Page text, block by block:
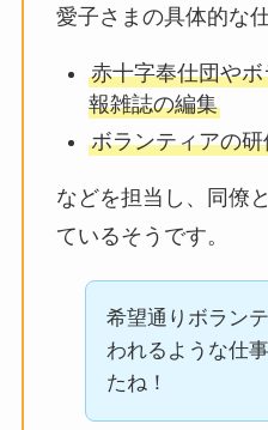
愛子さまの具体的な
赤十字奉仕団や
報雑誌の編集
ボランティアの
などを担当し、同僚
ているそうです。
希望通りボラン
われるような仕
たね！